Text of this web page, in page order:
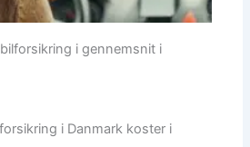
i gennemsnit i
i Danmark koster i